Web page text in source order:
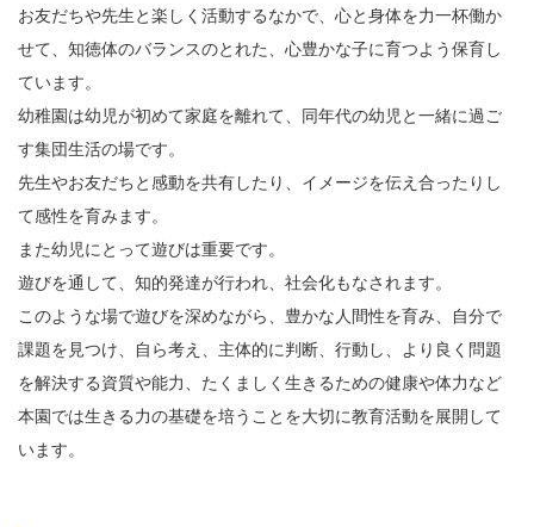
お友だちや先生と楽しく活動するなかで、心と身体を力一杯働か
せて、知徳体のバランスのとれた、心豊かな子に育つよう保育し
ています。
幼稚園は幼児が初めて家庭を離れて、同年代の幼児と一緒に過ご
す集団生活の場です。
先生やお友だちと感動を共有したり、イメージを伝え合ったりし
て感性を育みます。
また幼児にとって遊びは重要です。
遊びを通して、知的発達が行われ、社会化もなされます。
このような場で遊びを深めながら、豊かな人間性を育み、自分で
課題を見つけ、自ら考え、主体的に判断、行動し、より良く問題
を解決する資質や能力、たくましく生きるための健康や体力など
本園では生きる力の基礎を培うことを大切に教育活動を展開して
います。